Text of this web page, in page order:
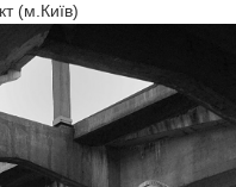
(м.Київ)